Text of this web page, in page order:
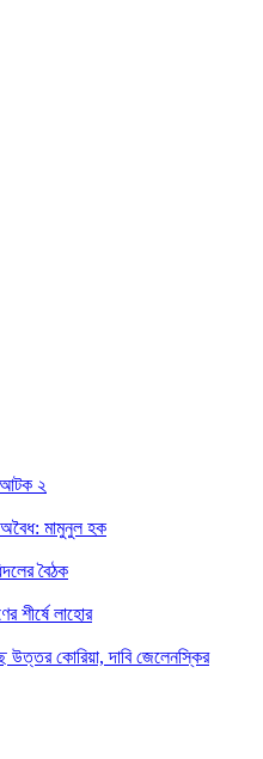
আটক ২
মামুনুল হক
বৈঠক
শীর্ষে লাহোর
উত্তর কোরিয়া, দাবি জেলেনস্কির